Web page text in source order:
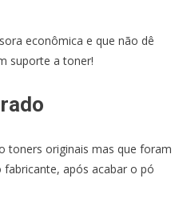
econômica e que não dê
suporte a toner!
toners originais mas que foram
após acabar o pó